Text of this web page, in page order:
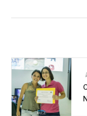
Navegação
Post